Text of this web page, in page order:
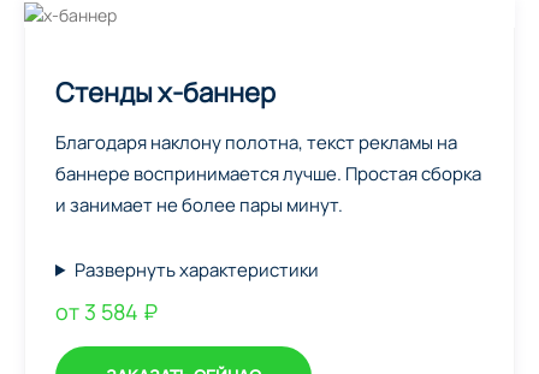
Стенды х-баннер
Благодаря наклону полотна, текст рекламы на
баннере воспринимается лучше. Простая сборка
и занимает не более пары минут.
Развернуть характеристики
от 3 584 ₽